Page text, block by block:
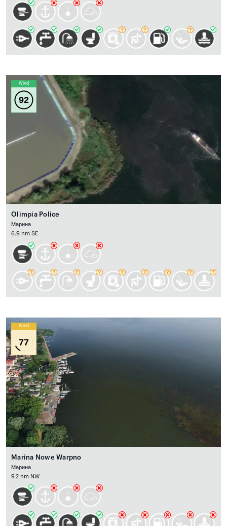
Wind
92
Olimpia Police
Марина
6.9 nm SE
Wind
77
Marina Nowe Warpno
Марина
9.2 nm NW